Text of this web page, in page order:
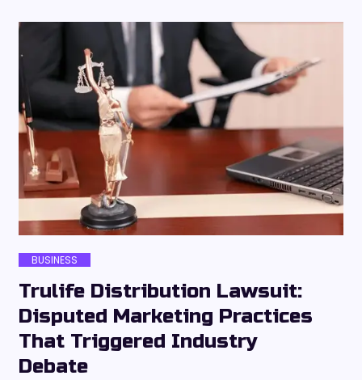
BUSINESS
Trulife Distribution Lawsuit:
Disputed Marketing Practices
That Triggered Industry
Debate